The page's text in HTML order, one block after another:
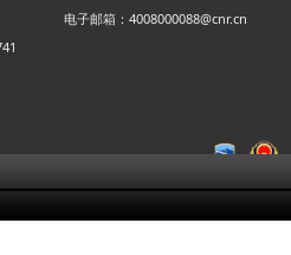
电子邮箱：4008000088@cnr.cn